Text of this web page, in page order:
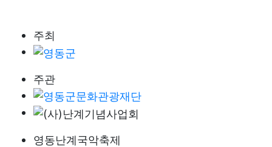
주최
주관
영동난계국악축제